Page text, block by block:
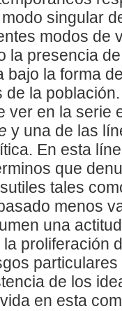
singular
modos de
la presencia
bajo la forma
de la
ver en la serie
y una de las
En esta
que
tales
menos
una
proliferación
de los
en esta